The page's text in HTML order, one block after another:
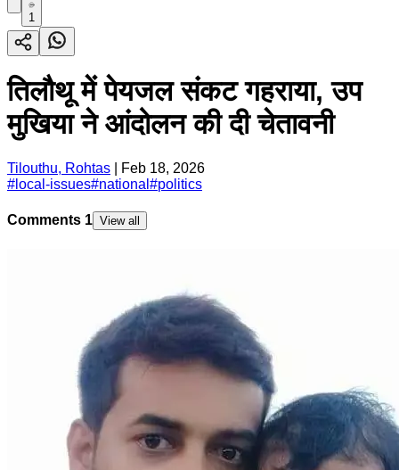
1
तिलौथू में पेयजल संकट गहराया, उप
मुखिया ने आंदोलन की दी चेतावनी
Tilouthu, Rohtas
Feb 18, 2026
# local-issues#national #politics
Comments 1 View all